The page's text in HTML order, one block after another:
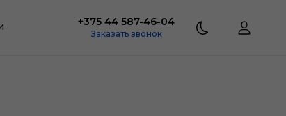
+375 44 587-46-04
Заказать звонок